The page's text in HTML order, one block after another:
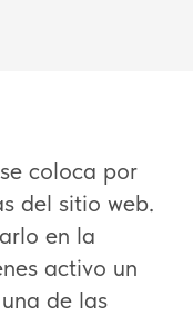
coloca por
del sitio web.
en la
activo un
de las